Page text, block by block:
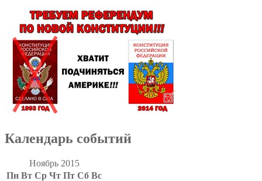
Календарь событий
Ноябрь 2015
Пн Вт Ср Чт Пт Сб Вс